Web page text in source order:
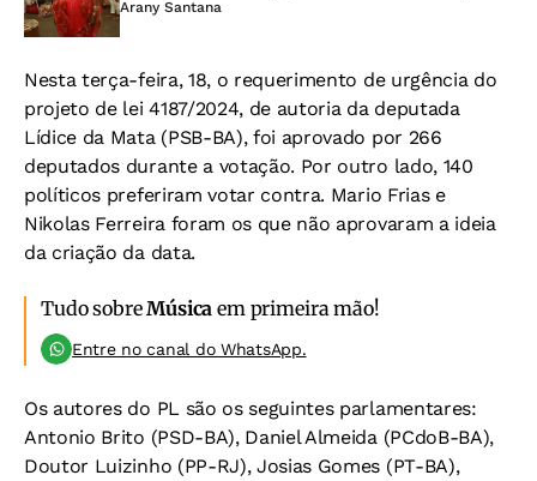
Arany Santana
Nesta terça-feira, 18, o requerimento de urgência do
projeto de lei 4187/2024, de autoria da deputada
Lídice da Mata (PSB-BA), foi aprovado por 266
deputados durante a votação. Por outro lado, 140
políticos preferiram votar contra. Mario Frias e
Nikolas Ferreira foram os que não aprovaram a ideia
da criação da data.
Tudo sobreMúsica em primeira mão!
Entre no canal do WhatsApp.
Os autores do PL são os seguintes parlamentares:
Antonio Brito (PSD-BA), Daniel Almeida (PCdoB-BA),
Doutor Luizinho (PP-RJ), Josias Gomes (PT-BA),